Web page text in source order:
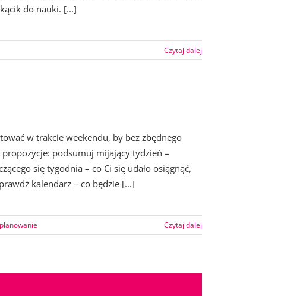
do nauki. [...]
Czytaj dalej
w trakcie weekendu, by bez zbędnego
podsumuj mijający tydzień –
się tygodnia – co Ci się udało osiągnąć,
kalendarz – co będzie [...]
planowanie Czytaj dalej